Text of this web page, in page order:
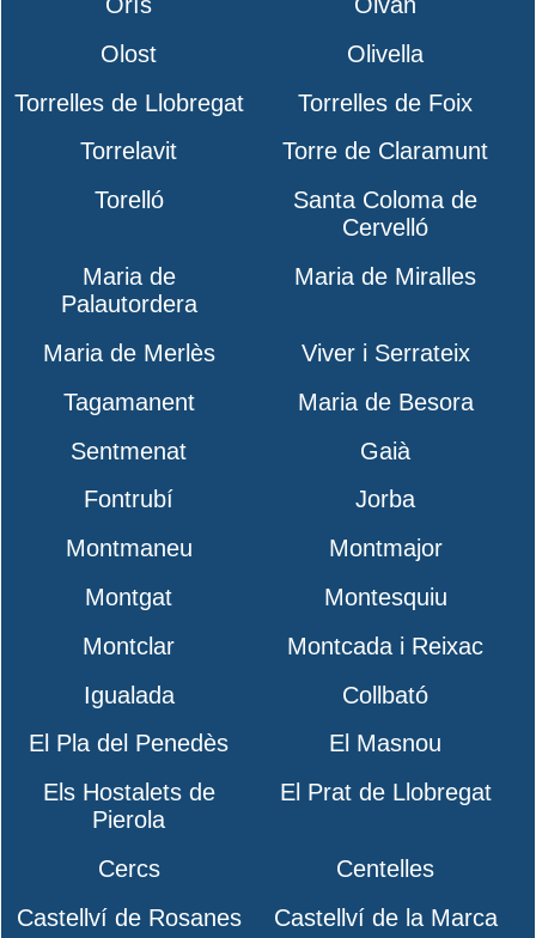
Olost
Olivella
Torrelles de Llobregat
Torrelles de Foix
Torrelavit
Torre de Claramunt
Torelló
Santa Coloma de
Cervelló
Maria de
Palautordera
Maria de Miralles
Maria de Merlès
Viver i Serrateix
Tagamanent
Maria de Besora
Sentmenat
Gaià
Fontrubí
Jorba
Montmaneu
Montmajor
Montgat
Montesquiu
Montclar
Montcada i Reixac
Igualada
Collbató
El Pla del Penedès
El Masnou
Els Hostalets de
Pierola
El Prat de Llobregat
Cercs
Centelles
Castellví de Rosanes
Castellví de la Marca